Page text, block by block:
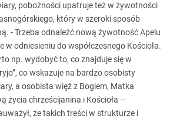
pobożności upatruje też w żywotności
który w szeroki sposób
- Trzeba odnaleźć nową żywotność Apelu
w odniesieniu do współczesnego Kościoła.
np. wydobyć to, co znajduje się w
co wskazuje na bardzo osobisty
a osobista więź z Bogiem, Matka
życia chrześcijanina i Kościoła –
że takich treści w strukturze i